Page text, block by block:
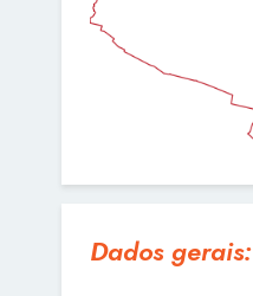
Dados gerais: